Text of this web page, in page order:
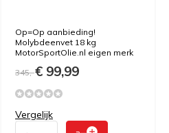
Op=Op aanbieding!
Molybdeenvet 18 kg
MotorSportOlie.nl eigen merk
345,-€ 99,99
Vergelijk